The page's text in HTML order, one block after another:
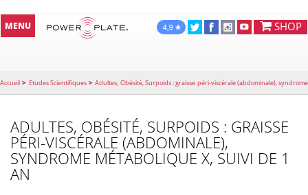
SHOP
MENU
Accueil > Etudes Scientifiques >Adultes, Obésité, Surpoids : graisse péri-viscérale (abdominale), syndrome
ADULTES, OBÉSITÉ, SURPOIDS : GRAISSE
PÉRI-VISCÉRALE (ABDOMINALE),
SYNDROME MÉTABOLIQUE X, SUIVI DE 1
AN